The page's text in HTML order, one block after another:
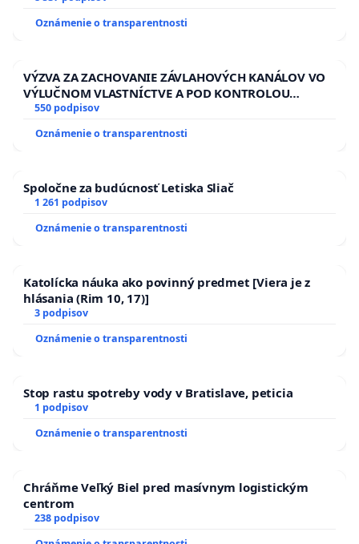
Oznámenie o transparentnosti
VÝZVA ZA ZACHOVANIE ZÁVLAHOVÝCH KANÁLOV VO
VÝLUČNOM VLASTNÍCTVE A POD KONTROLOU
SLOVENSKEJ REPUBLIKY & žiadosť na riešenie
zanedbaného stavu závlahových a odvodňovacích
kanálov na Slovensku
550 podpisov
Oznámenie o transparentnosti
Spoločne za budúcnosť Letiska Sliač
1 261 podpisov
Oznámenie o transparentnosti
Katolícka náuka ako povinný predmet [Viera je z
hlásania (Rim 10, 17)]
3 podpisov
Oznámenie o transparentnosti
Stop rastu spotreby vody v Bratislave, peticia
1 podpisov
Oznámenie o transparentnosti
Chráňme Veľký Biel pred masívnym logistickým
centrom
238 podpisov